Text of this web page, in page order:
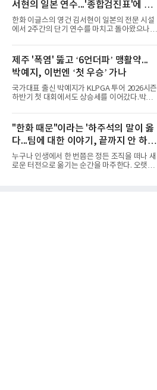
세트를 13-25로 내주며 불안하게 출발한 중앙여
고는 이후 조직력을 되찾아 2세트부터 경기 주
도권을 완전히 장악했다. 강한 서브와 탄탄한 수
비를 앞세워 내리 세 세트를 따내며 짜릿한 역전
권대회 결승에서 모두 선명여고에 패해 준우승
에 머물렀다. 그러나 세 번째
서현의 일본 연수...'종합검진표'에 불
과
한화 이글스의 영건 김서현이 일본의 전문 시설
에서 2주간의 단기 연수를 마치고 돌아왔으나,
출하며 야구 팬들과 전문가들 사이에 씁쓸한 뒷
맛을 남기고 있다.출국 당시만 해도 선수의 고질
적인 제구 문제를 해결할 특효약이 될 것처럼 포
장되었던 이번 연수는, 뚜껑을 열어보니 '제구력
5등급에게 2주짜리 족집게 과외를 붙여 1등급을
기대한 꼴'이었다는 냉정한 평가를 피하기 어렵
게 됐다.야구에서 투수의 제구력은 오랜 시간 투
오차나 하체 활용의 불균형은 수백, 수천 번의
교정 훈련과 실전 피드
제주 '폭염' 뚫고 ‘6언더파’ 맹활약...
박예지, 이번엔 ‘첫 우승’ 가나
국가대표 출신 박예지가 KLPGA 투어 2026시즌
하반기 첫 대회에서도 상승세를 이어갔다.박예
서 열린 KLPGA 투어 제주삼다수 마스터스 1라
운드에서 보기 없이 버디만 6개를 잡아내며 6언
더파 66타를 쳤다. 박예지는 서어진, 신다인과
선두권을 형성했다.이날 경기가 열린 테디밸리
골프앤리조트 역시 전국적 폭염을 피해가지 못
했다. 대회장의 최고 기온은 35도에 달했다. 섬
지역 특성상 습도가 높아 체감온도는 더 높게 느
"한화 때문"이라는 '하주석의 말이 옳
다...팀에 대한 이야기, 끝까지 안 하는
게 도리
누구나 인생에서 한 번쯤은 정든 조직을 떠나 새
로운 터전으로 옮기는 순간을 마주한다. 오랫동